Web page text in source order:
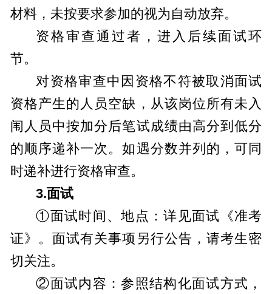
材料，未按要求参加的视为自动放弃。
资格审查通过者，进入后续面试环
节。
对资格审查中因资格不符被取消面试
资格产生的人员空缺，从该岗位所有未入
闱人员中按加分后笔试成绩由高分到低分
的顺序递补一次。如遇分数并列的，可同
时递补进行资格审查。
3.面试
①面试时间、地点：详见面试《准考
证》。面试有关事项另行公告，请考生密
切关注。
②面试内容：参照结构化面试方式，